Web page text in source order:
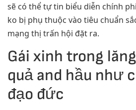
sẽ có thể tự tin biểu diễn chính
ko bị phụ thuộc vào tiêu chuẩn
mạng thị trấn hội đặt ra.
Gái xinh trong
quả and hầu như
đạo đức